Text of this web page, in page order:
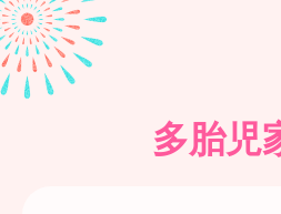
多胎児